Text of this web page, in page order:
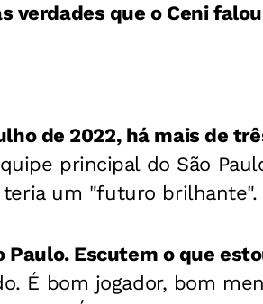
verdades que o Ceni
de 2022, há mais de
principal do São
teria um "futuro brilhante".
Paulo. Escutem o que
É bom jogador, bom